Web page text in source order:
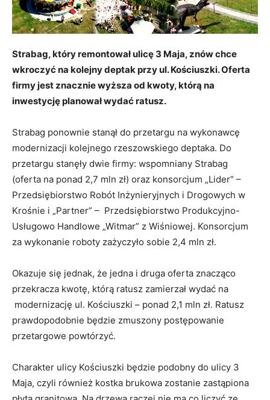
Strabag, który remontował ulicę 3 Maja, znów chce
wkroczyć na kolejny deptak przy ul. Kościuszki. Oferta
firmy jest znacznie wyższa od kwoty, którą na
inwestycję planował wydać ratusz.
Strabag ponownie stanął do przetargu na wykonawcę
modernizacji kolejnego rzeszowskiego deptaka. Do
przetargu stanęły dwie firmy: wspomniany Strabag
(oferta na ponad 2,7 mln zł) oraz konsorcjum „Lider” –
Przedsiębiorstwo Robót Inżynieryjnych i Drogowych w
Krośnie i „Partner” – Przedsiębiorstwo Produkcyjno-
Usługowo Handlowe „Witmar” z Wiśniowej. Konsorcjum
za wykonanie roboty zażyczyło sobie 2,4 mln zł.
Okazuje się jednak, że jedna i druga oferta znacząco
przekracza kwotę, którą ratusz zamierzał wydać na
modernizację ul. Kościuszki – ponad 2,1 mln zł. Ratusz
prawdopodobnie będzie zmuszony postępowanie
przetargowe powtórzyć.
Charakter ulicy Kościuszki będzie podobny do ulicy 3
Maja, czyli również kostka brukowa zostanie zastąpiona